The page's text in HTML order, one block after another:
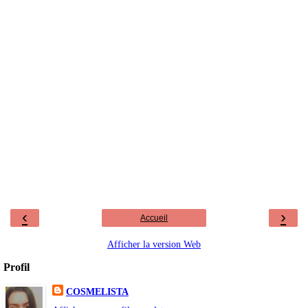
‹ ›
Accueil
Afficher la version Web
Profil
COSMELISTA